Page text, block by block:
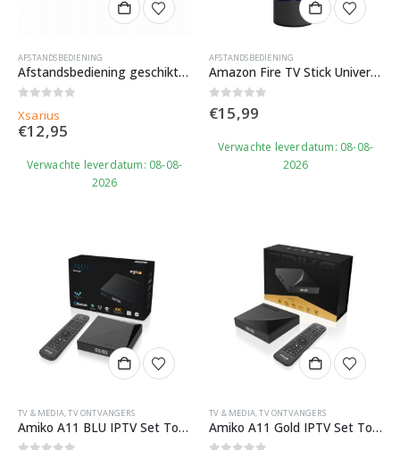
AFSTANDSBEDIENING
Afstandsbediening geschikt voor Xsarius Sniper X, V, HD, HD+, HD+ Combo, HD+ OTT, WiFi OTT & SAT
Xsarius
€12,95
Verwachte leverdatum: 08-08-
2026
AFSTANDSBEDIENING
Amazon Fire TV Stick Universele afstandsbediening
0out of 5
€15,99
Verwachte leverdatum: 08-08-
2026
TV & MEDIA,TV ONTVANGERS
Amiko A11 BLU IPTV Set Top Box
TV & MEDIA,TV ONTVANGERS
Amiko A11 Gold IPTV Set Top Box